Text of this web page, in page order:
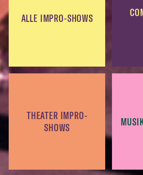
ALLE IMPRO-SHOWS
THEATER IMPRO-
SHOWS